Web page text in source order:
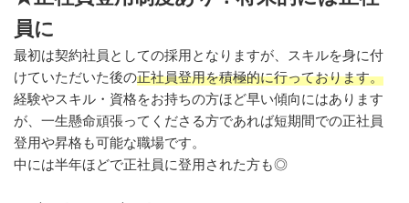
員に
最初は契約社員としての採用となりますが、スキルを身に付
けていただいた後の正社員登用を積極的に行っております。
経験やスキル・資格をお持ちの方ほど早い傾向にはあります
が、一生懸命頑張ってくださる方であれば短期間での正社員
登用や昇格も可能な職場です。
中には半年ほどで正社員に登用された方も◎